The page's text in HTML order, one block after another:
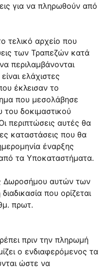
για να πληρωθούν από
τελικό αρχείο που
των Τραπεζών κατά
περιλαμβάνονται
ελάχιστες
έκλεισαν το
που μεσολάβησε
δοκιμαστικού
περιπτώσεις αυτές θα
καταστάσεις που θα
έναρξης
τα Υποκαταστήματα.
Δωροσήμου αυτών των
που ορίζεται
πρωτ.
πριν την πληρωμή
ο ενδιαφερόμενος τα
ώστε να